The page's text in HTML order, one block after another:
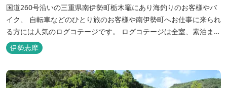
国道260号沿いの三重県南伊勢町栃木竈にあり海釣りのお客様やバ
イク、 自転車などのひとり旅のお客様や南伊勢町へお仕事に来られ
る方には人気のログコテージです。 ログコテージは全室、素泊まり
となっており、おひとり様限定のお部屋、お二人様限定のお部屋、
3名様から5名様限定のお部屋とあります。 お風呂やトイレは別棟
に完備。 国道260号向いには喫茶食事とちの木では、お食事もでき
人気のトンテ...
伊勢志摩